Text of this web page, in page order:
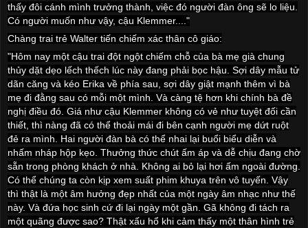
thấy đôi cánh mình trưởng thành, việc đó người đàn ông sẽ lo liệu.
Có người muốn như vậy, cậu Klemmer...."
Chàng trai trẻ Walter tiến chiếm xác thân cô giáo:
"Hôm nay một cậu trai đột ngột chiếm chỗ của bà mẹ già chung
thủy dặt dẹo lếch thếch lúc này đang phải bọc hậu. Sợi dây mẫu tử
dãn căng và kéo Erika về phía sau, sợi dây giật mạnh thêm vì bà
mẹ đi đằng sau có mỗi một mình. Và càng tệ hơn khi chính bà đề
nghị điều đó. Giá như cậu Klemmer không có vẻ như tuyệt đối cần
thiết, thì nàng đã có thể thoải mái đi bên cạnh người mẹ dứt ruột
đẻ ra mình. Hai người đàn bà có thể nhai lại buổi biểu diễn và
nhấm nháp hộp kẹo. Thưởng thức chút ấm áp và dễ chịu đang chờ
sẵn trong phòng khách ở nhà. Không ai bỏ lại hơi ấm ngoài đường.
Có thể chúng ta còn kịp xem suất phim khuya trên vô tuyến. Vậy
thì thật là một âm hưởng đẹp nhất của một ngày âm nhạc như thế
này. Và đứa học sinh cứ đi lại ngày một gần. Gã không đi tách ra
một quãng được sao? Thật xấu hổ khi cảm thấy một thân hình trẻ